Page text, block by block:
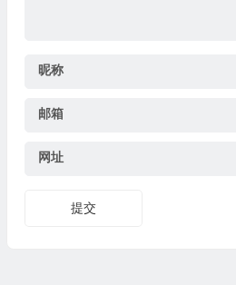
昵称
邮箱
网址
提交